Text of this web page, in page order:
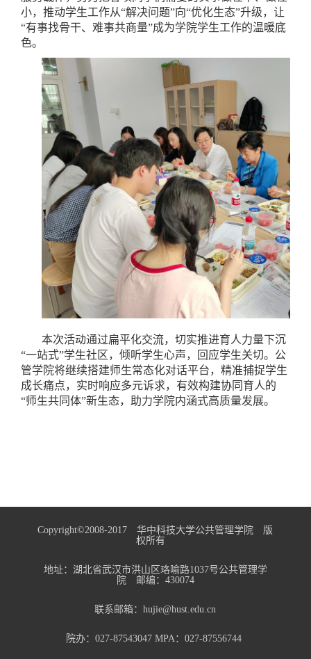
小，推动学生工作从“解决问题”向“优化生态”升级，让
“有事找骨干、难事共商量”成为学院学生工作的温暖底
色。
本次活动通过扁平化交流，切实推进育人力量下沉
“一站式”学生社区，倾听学生心声，回应学生关切。公
管学院将继续搭建师生常态化对话平台，精准捕捉学生
成长痛点，实时响应多元诉求，有效构建协同育人的
“师生共同体”新生态，助力学院内涵式高质量发展。
Copyright©2008-2017 华中科技大学公共管理学院 版
权所有
地址：湖北省武汉市洪山区珞喻路1037号公共管理学
院 邮编：430074
联系邮箱：hujie@hust.edu.cn
院办：027-87543047 MPA：027-87556744